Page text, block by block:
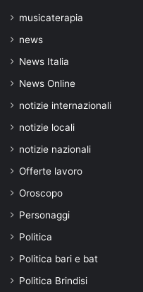
musicaterapia
news
News Italia
News Online
notizie internazionali
notizie locali
notizie nazionali
Offerte lavoro
Oroscopo
Personaggi
Politica
Politica bari e bat
Politica Brindisi